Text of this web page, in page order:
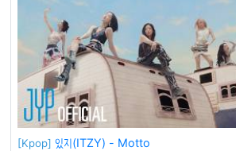
[Kpop] 있지(ITZY) - Motto